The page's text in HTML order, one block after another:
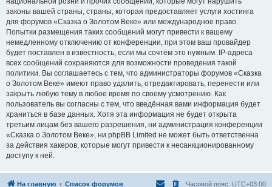
законы вашей страны, страны, которая предоставляет услуги хостинга
для форумов «Сказка о Золотом Веке» или международное право.
Попытки размещения таких сообщений могут привести к вашему
немедленному отключению от конференции, при этом ваш провайдер
будет поставлен в известность, если мы сочтём это нужным. IP-адреса
всех сообщений сохраняются для возможности проведения такой
политики. Вы соглашаетесь с тем, что администраторы форумов «Сказка
о Золотом Веке» имеют право удалить, отредактировать, перенести или
закрыть любую тему в любое время по своему усмотрению. Как
пользователь вы согласны с тем, что введённая вами информация будет
храниться в базе данных. Хотя эта информация не будет открыта
третьим лицам без вашего разрешения, ни администрация конференции
«Сказка о Золотом Веке», ни phpBB Limited не может быть ответственна
за действия хакеров, которые могут привести к несанкционированному
доступу к ней.
На главную Список форумов Часовой пояс: UTC+03:00